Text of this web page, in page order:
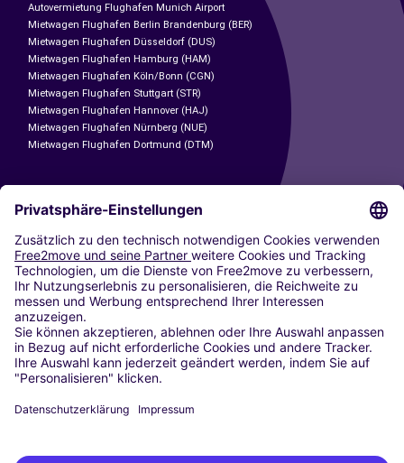
Autovermietung Flughafen Munich Airport
Mietwagen Flughafen Berlin Brandenburg (BER)
Mietwagen Flughafen Düsseldorf (DUS)
Mietwagen Flughafen Hamburg (HAM)
Mietwagen Flughafen Köln/Bonn (CGN)
Mietwagen Flughafen Stuttgart (STR)
Mietwagen Flughafen Hannover (HAJ)
Mietwagen Flughafen Nürnberg (NUE)
Mietwagen Flughafen Dortmund (DTM)
CARSHARING
UNSERE STÄDTE
Paris
Madrid
Washington DC
Mailand
Rom
Turin
Wien
Berlin
Düsseldorf